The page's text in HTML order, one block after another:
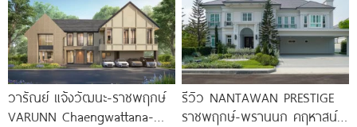
วารัณย์ แจ้งวัฒนะ-ราชพฤกษ์
VARUNN Chaengwattana-
รีวิว NANTAWAN PRESTIGE
ราชพฤกษ์-พรานนก คฤหาสน์